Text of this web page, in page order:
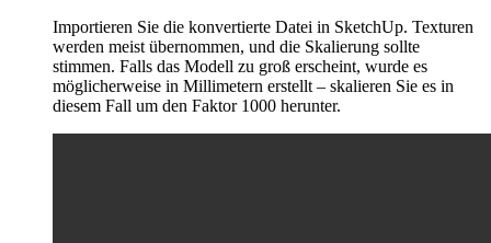
Importieren Sie die konvertierte Datei in SketchUp. Texturen
werden meist übernommen, und die Skalierung sollte
stimmen. Falls das Modell zu groß erscheint, wurde es
möglicherweise in Millimetern erstellt – skalieren Sie es in
diesem Fall um den Faktor 1000 herunter.